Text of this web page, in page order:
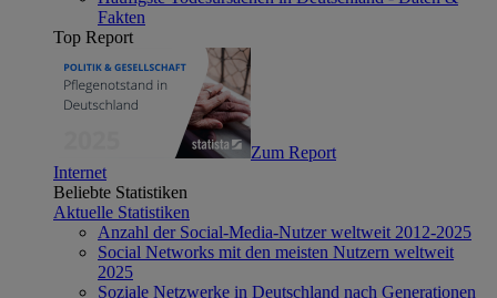
Fakten
Top Report
Zum Report
Internet
Beliebte Statistiken
Aktuelle Statistiken
Anzahl der Social-Media-Nutzer weltweit 2012-2025
Social Networks mit den meisten Nutzern weltweit
2025
Soziale Netzwerke in Deutschland nach Generationen